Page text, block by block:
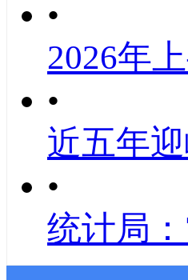
•
2026年
•
近五年
•
统计局